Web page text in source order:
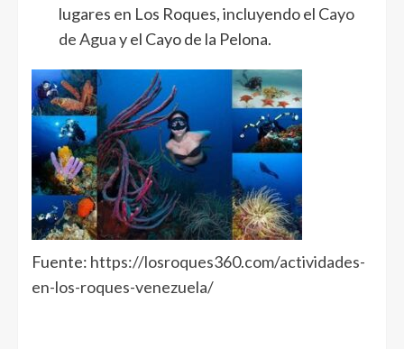
lugares en Los Roques, incluyendo el Cayo
de Aguay el Cayo de la Pelona.
Fuente: https://losroques360.com/actividades-
en-los-roques-venezuela/